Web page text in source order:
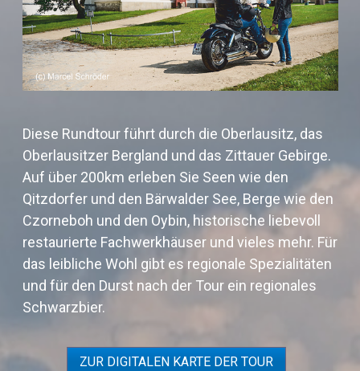
Diese Rundtour führt durch die Oberlausitz, das
Oberlausitzer Bergland und das Zittauer Gebirge.
Auf über 200km erleben Sie Seen wie den
Qitzdorfer und den Bärwalder See, Berge wie den
Czorneboh und den Oybin, historische liebevoll
restaurierte Fachwerkhäuser und vieles mehr. Für
das leibliche Wohl gibt es regionale Spezialitäten
und für den Durst nach der Tour ein regionales
Schwarzbier.
ZUR DIGITALEN KARTE DER TOUR